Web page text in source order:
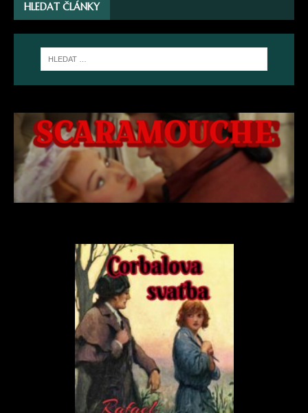
HLEDAT ČLÁNKY